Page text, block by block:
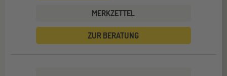
MERKZETTEL
ZUR BERATUNG